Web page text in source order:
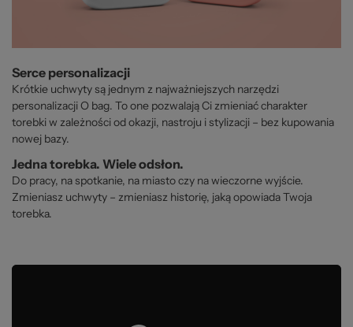
Serce personalizacji
Krótkie uchwyty są jednym z najważniejszych narzędzi
personalizacji O bag. To one pozwalają Ci zmieniać charakter
torebki w zależności od okazji, nastroju i stylizacji – bez kupowania
nowej bazy.
Jedna torebka. Wiele odsłon.
Do pracy, na spotkanie, na miasto czy na wieczorne wyjście.
Zmieniasz uchwyty – zmieniasz historię, jaką opowiada Twoja
torebka.